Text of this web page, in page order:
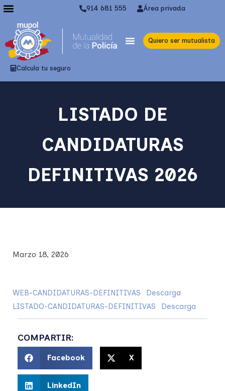
914 681 555 Área privada
Quiero ser mutualista
Calcula tu seguro
LISTADO DE
CANDIDATURAS
DEFINITIVAS 2026
Marzo 18, 2026
WEB-CANDIDATURAS-DEFINITIVAS
Descarga
LISTADO-CANDIDATURAS-DEFINITIVAS
Descarga
COMPARTIR:
Facebook X
LinkedIn